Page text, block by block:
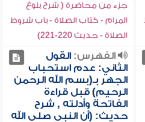
جزء من محاضرة ( شرح بلوغ
المرام - كتاب الصلاة - باب شروط
الصلاة - حديث 220-221)
الفهرس:القول
الثاني: عدم استحباب
الجهر بـ(بسم الله الرحمن
الرحيم) قبل قراءة
الفاتحة وأدلته , شرح
حديث: (أن النبي صلى الله